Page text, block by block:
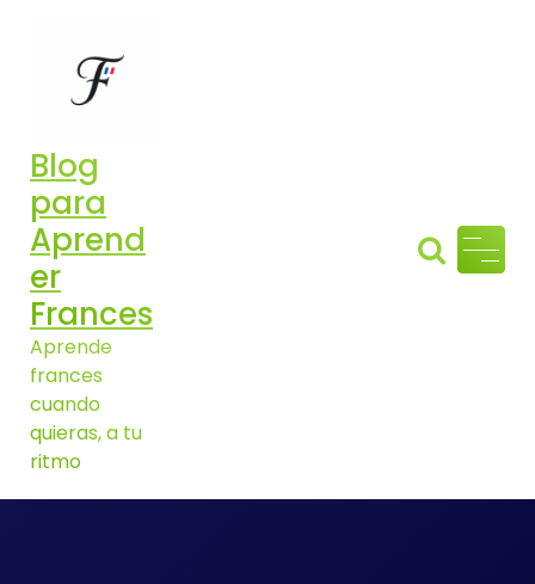
contenu
Blog
para
Aprend
er
Frances
Aprende
frances
cuando
quieras, a tu
ritmo